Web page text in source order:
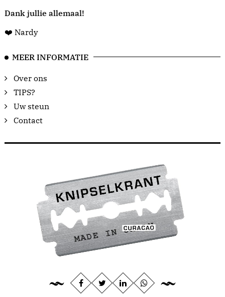
Dank jullie allemaal!
❤️ Nardy
MEER INFORMATIE
Over ons
TIPS?
Uw steun
Contact